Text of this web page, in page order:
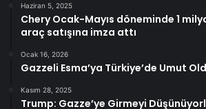
Haziran 5, 2025
Chery Ocak-Mayıs döneminde 1
araç satışına imza attı
Ocak 16, 2026
Gazzeli Esma’ya Türkiye’de Umut
Kasım 28, 2025
Trump: Gazze’ye Girmeyi